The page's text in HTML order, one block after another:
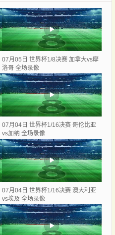
07月05日 世界杯1/8决赛 加拿大vs摩
洛哥 全场录像
07月04日 世界杯1/16决赛 哥伦比亚
vs加纳 全场录像
07月04日 世界杯1/16决赛 澳大利亚
vs埃及 全场录像